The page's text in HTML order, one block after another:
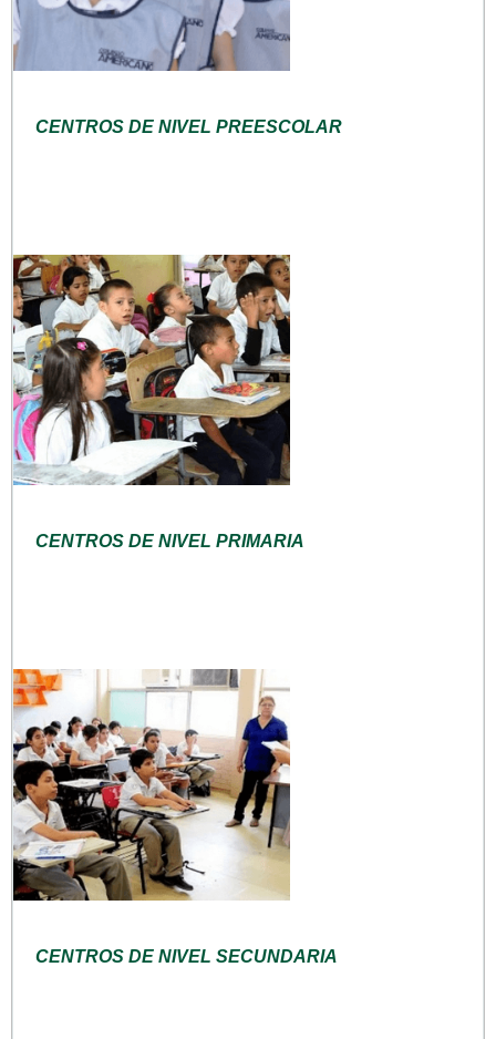
CENTROS DE NIVEL PREESCOLAR
CENTROS DE NIVEL PRIMARIA
CENTROS DE NIVEL SECUNDARIA